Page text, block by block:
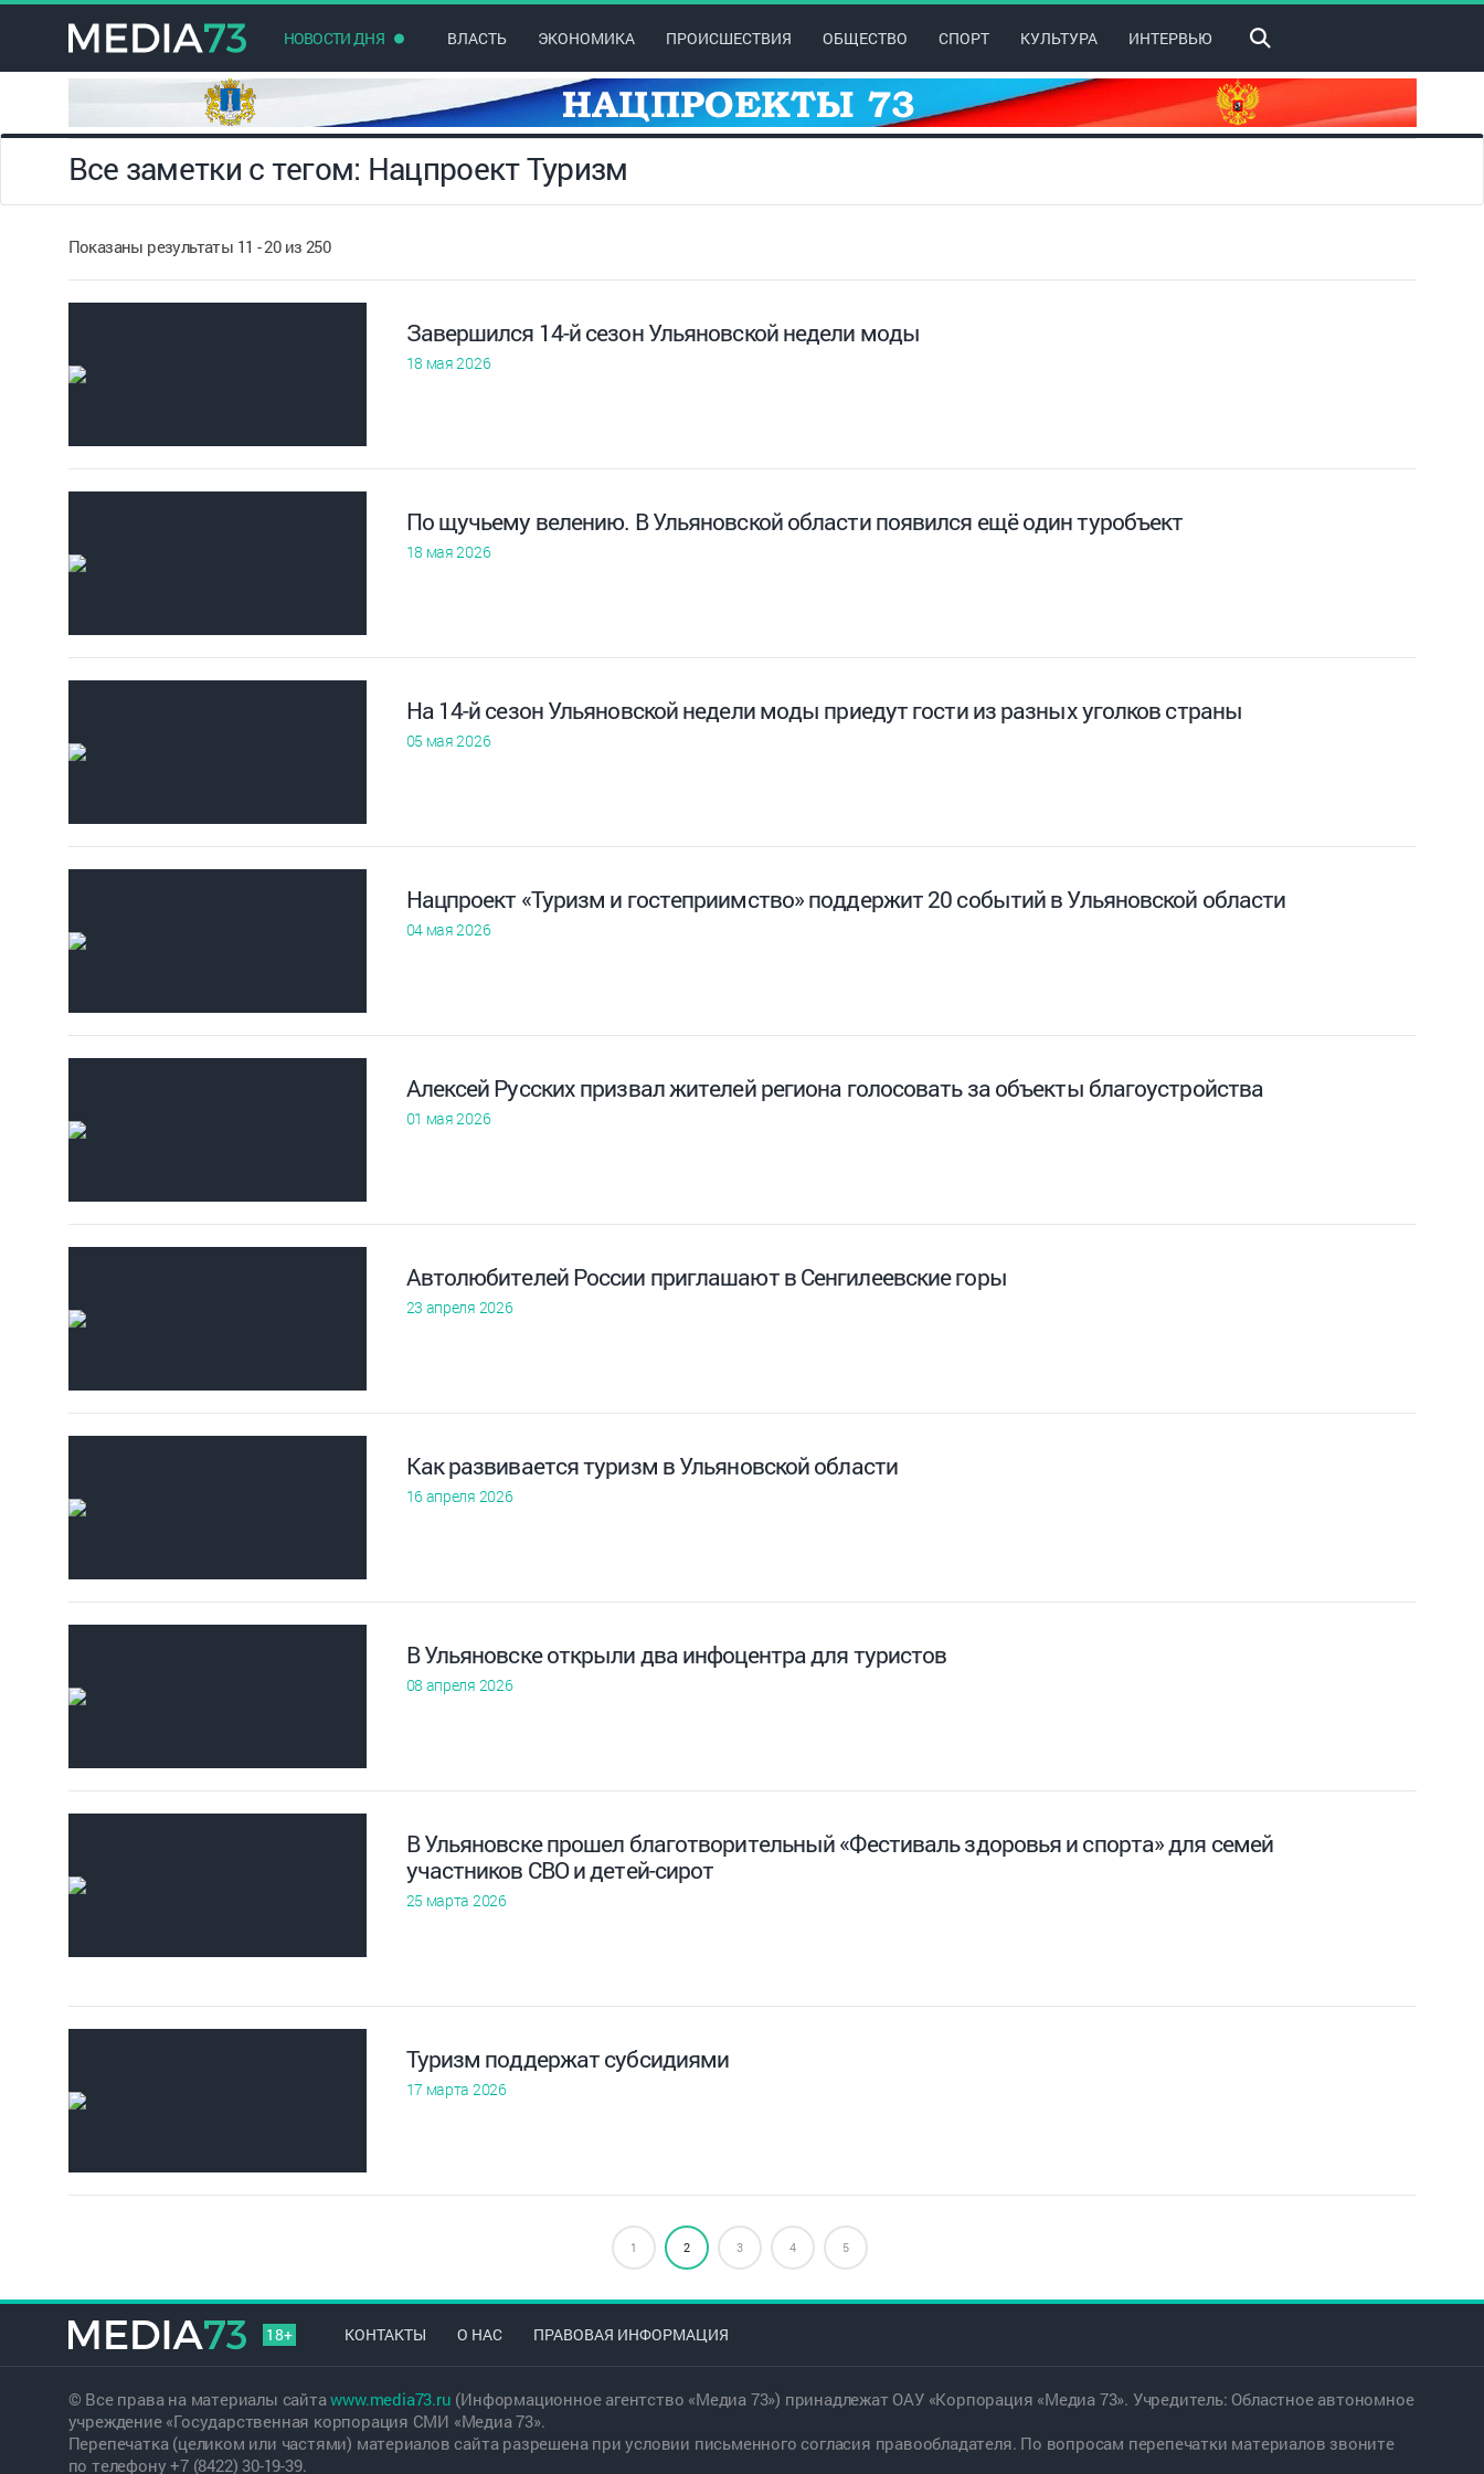
НОВОСТИ ДНЯ ВЛАСТЬ ЭКОНОМИКА ПРОИСШЕСТВИЯ ОБЩЕСТВО СПОРТ КУЛЬТУРА ИНТЕРВЬЮ
Все заметки с тегом: Нацпроект Туризм
Показаны результаты 11 - 20 из 250
Завершился 14-й сезон Ульяновской недели моды
18 мая 2026
По щучьему велению. В Ульяновской области появился ещё один туробъект
18 мая 2026
На 14-й сезон Ульяновской недели моды приедут гости из разных уголков страны
05 мая 2026
Нацпроект «Туризм и гостеприимство» поддержит 20 событий в Ульяновской области
04 мая 2026
Алексей Русских призвал жителей региона голосовать за объекты благоустройства
01 мая 2026
Автолюбителей России приглашают в Сенгилеевские горы
23 апреля 2026
Как развивается туризм в Ульяновской области
16 апреля 2026
В Ульяновске открыли два инфоцентра для туристов
08 апреля 2026
В Ульяновске прошел благотворительный «Фестиваль здоровья и спорта» для семей
участников СВО и детей-сирот
25 марта 2026
Туризм поддержат субсидиями
17 марта 2026
1 2 3 4 5
18+ КОНТАКТЫ О НАС ПРАВОВАЯ ИНФОРМАЦИЯ
© Все права на материалы сайтаwww.media73.ru (Информационное агентство «Медиа 73») принадлежат ОАУ «Корпорация «Медиа 73». Учредитель: Областное автономное
учреждение «Государственная корпорация СМИ «Медиа 73».
Перепечатка (целиком или частями) материалов сайта разрешена при условии письменного согласия правообладателя. По вопросам перепечатки материалов звоните
по телефону +7 (8422) 30-19-39.